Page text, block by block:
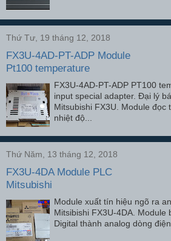
Thứ Tư, 19 tháng 12, 2018
FX3U-4AD-PT-ADP Module
Pt100 temperature
FX3U-4AD-PT-ADP PT100
input special adapter. Đại lý
Mitsubishi FX3U. Module đọc
nhiệt độ...
Thứ Năm, 13 tháng 12, 2018
FX3U-4DA Module PLC
Mitsubishi
Module xuất tín hiệu ngõ ra
Mitsibishi FX3U-4DA. Module
Digital thành analog dòng